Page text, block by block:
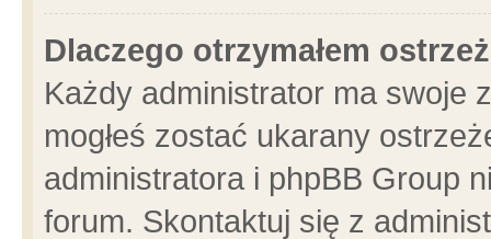
Dlaczego otrzymałem
Każdy administrator ma swoje
mogłeś zostać ukarany
administratora i phpBB Group
forum. Skontaktuj się z